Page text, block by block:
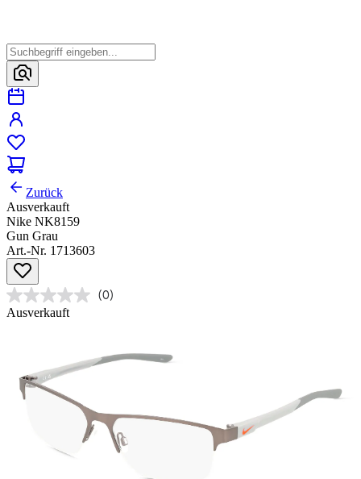
Zurück
Ausverkauft
Nike NK8159
Gun Grau
Art.-Nr. 1713603
(0)
Ausverkauft